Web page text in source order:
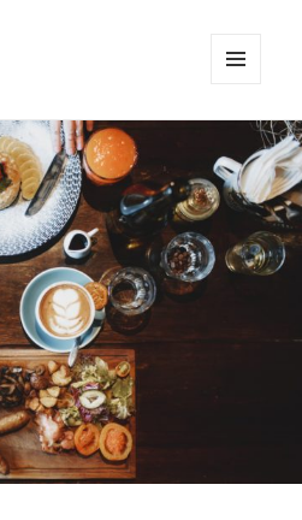
WIDGETS